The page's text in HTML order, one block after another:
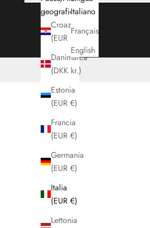
geografica
Croazia
(EUR €)
Danimarca
(DKK kr.)
Estonia
(EUR €)
Francia
(EUR €)
Germania
(EUR €)
Italia
(EUR €)
Lettonia
Italiano
Français
English